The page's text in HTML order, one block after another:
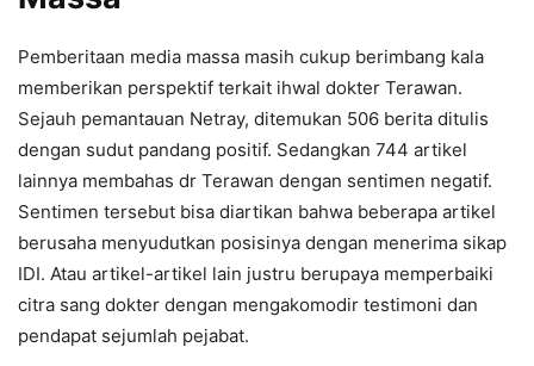
Pemberitaan media massa masih cukup berimbang kala
memberikan perspektif terkait ihwal dokter Terawan.
Sejauh pemantauan Netray, ditemukan 506 berita ditulis
dengan sudut pandang positif. Sedangkan 744 artikel
lainnya membahas dr Terawan dengan sentimen negatif.
Sentimen tersebut bisa diartikan bahwa beberapa artikel
berusaha menyudutkan posisinya dengan menerima sikap
IDI. Atau artikel-artikel lain justru berupaya memperbaiki
citra sang dokter dengan mengakomodir testimoni dan
pendapat sejumlah pejabat.